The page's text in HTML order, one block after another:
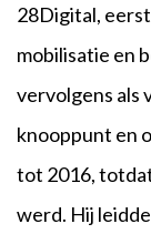
28Digital,
mobilisatie en
vervolgens als
knooppunt en
tot 2016,
werd. Hij